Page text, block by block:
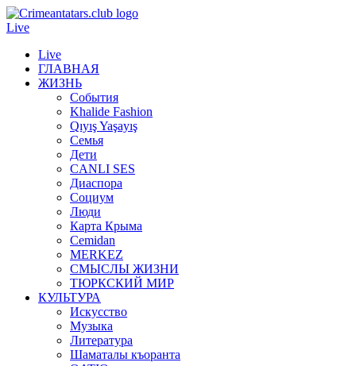
Live
Live
ГЛАВНАЯ
ЖИЗНЬ
События
Khalide Fashion
Qıyış Yaşayış
Семья
Дети
CANLI SES
Диаспора
Социум
Люди
Карта Крыма
Cemidan
МERKEZ
СМЫСЛЫ ЖИЗНИ
ТЮРКСКИЙ МИР
КУЛЬТУРА
Искусство
Музыка
Литература
Шаматалы къоранта